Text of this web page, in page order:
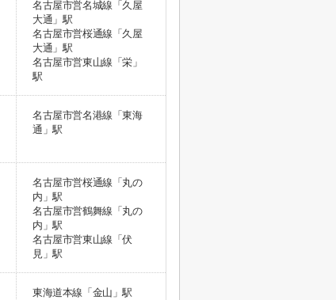
名古屋市営名城線「久屋
大通」駅
名古屋市営桜通線「久屋
大通」駅
名古屋市営東山線「栄」
駅
名古屋市営名港線「東海
通」駅
名古屋市営桜通線「丸の
内」駅
名古屋市営鶴舞線「丸の
内」駅
名古屋市営東山線「伏
見」駅
東海道本線「金山」駅